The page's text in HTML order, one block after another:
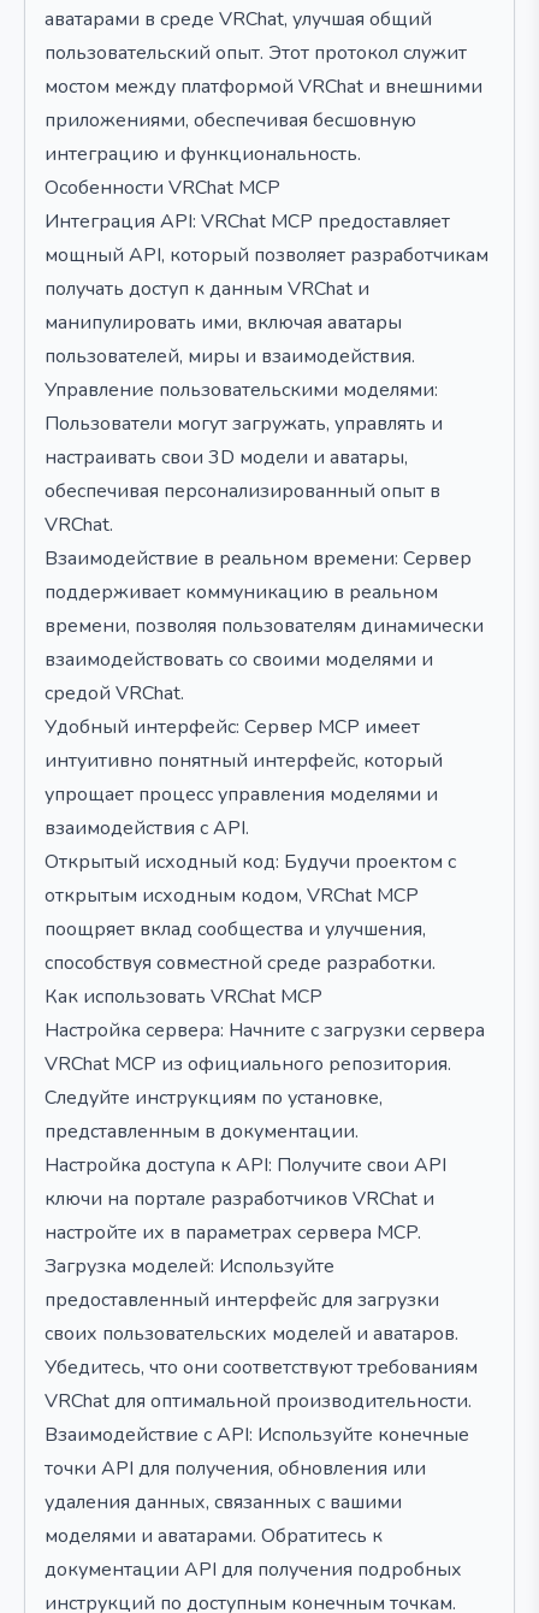
аватарами в среде VRChat, улучшая общий
пользовательский опыт. Этот протокол служит
мостом между платформой VRChat и внешними
приложениями, обеспечивая бесшовную
интеграцию и функциональность.
Особенности VRChat MCP
Интеграция API: VRChat MCP предоставляет
мощный API, который позволяет разработчикам
получать доступ к данным VRChat и
манипулировать ими, включая аватары
пользователей, миры и взаимодействия.
Управление пользовательскими моделями:
Пользователи могут загружать, управлять и
настраивать свои 3D модели и аватары,
обеспечивая персонализированный опыт в
VRChat.
Взаимодействие в реальном времени: Сервер
поддерживает коммуникацию в реальном
времени, позволяя пользователям динамически
взаимодействовать со своими моделями и
средой VRChat.
Удобный интерфейс: Сервер MCP имеет
интуитивно понятный интерфейс, который
упрощает процесс управления моделями и
взаимодействия с API.
Открытый исходный код: Будучи проектом с
открытым исходным кодом, VRChat MCP
поощряет вклад сообщества и улучшения,
способствуя совместной среде разработки.
Как использовать VRChat MCP
Настройка сервера: Начните с загрузки сервера
VRChat MCP из официального репозитория.
Следуйте инструкциям по установке,
представленным в документации.
Настройка доступа к API: Получите свои API
ключи на портале разработчиков VRChat и
настройте их в параметрах сервера MCP.
Загрузка моделей: Используйте
предоставленный интерфейс для загрузки
своих пользовательских моделей и аватаров.
Убедитесь, что они соответствуют требованиям
VRChat для оптимальной производительности.
Взаимодействие с API: Используйте конечные
точки API для получения, обновления или
удаления данных, связанных с вашими
моделями и аватарами. Обратитесь к
документации API для получения подробных
инструкций по доступным конечным точкам.